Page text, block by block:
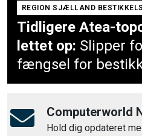
REGION SJÆLLAND
Tidligere Atea-
lettet op: Slipper
fængsel for
Computerworld
Hold dig opdateret